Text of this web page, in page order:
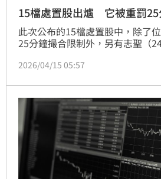
15檔處置股出爐 它被重罰25
此次公布的15檔處置股中，除了
25分鐘撮合限制外，另有志聖（
（2486）、環宇-KY(4991)等6檔
禾伸堂（3026）、聯友金屬-創（
（8021）、駿吉-KY（1591）、
（4167）、巨漢（6903）等，則
2026/04/15 05:57